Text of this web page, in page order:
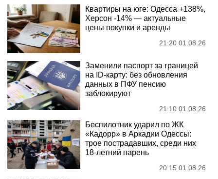
Квартиры на юге: Одесса +138%,
Херсон -14% — актуальные
цены покупки и аренды
21:20 01.08.26
Заменили паспорт за границей
на ID-карту: без обновления
данных в ПФУ пенсию
заблокируют
21:10 01.08.26
Беспилотник ударил по ЖК
«Кадорр» в Аркадии Одессы:
трое пострадавших, среди них
18-летний парень
20:15 01.08.26